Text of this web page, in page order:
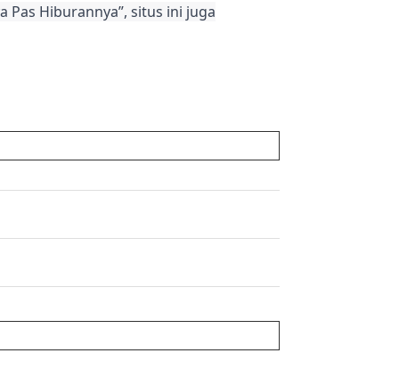
Pas Hiburannya”, situs ini juga